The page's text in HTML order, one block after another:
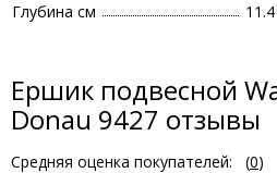
Глубина см
Ершик подвесной
Donau 9427 отзывы
Средняя оценка покупателей: (0)